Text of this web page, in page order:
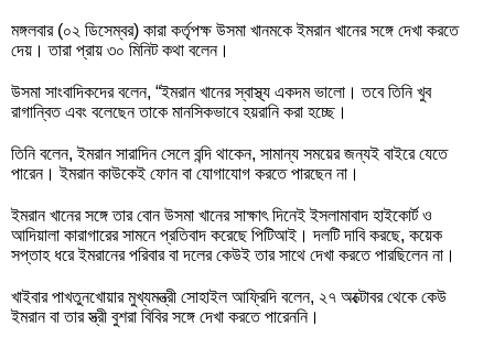
মঙ্গলবার (০২ ডিসেম্বর) কারা কর্তৃপক্ষ উসমা খানমকে ইমরান খানের সঙ্গে দেখা করতে
দেয়। তারা প্রায় ৩০ মিনিট কথা বলেন।
উসমা সাংবাদিকদের বলেন, “ইমরান খানের স্বাস্থ্য একদম ভালো। তবে তিনি খুব
রাগান্বিত এবং বলেছেন তাকে মানসিকভাবে হয়রানি করা হচ্ছে।
তিনি বলেন, ইমরান সারাদিন সেলে বন্দি থাকেন, সামান্য সময়ের জন্যই বাইরে যেতে
পারেন। ইমরান কাউকেই ফোন বা যোগাযোগ করতে পারছেন না।
ইমরান খানের সঙ্গে তার বোন উসমা খানের সাক্ষাৎ দিনেই ইসলামাবাদ হাইকোর্ট ও
আদিয়ালা কারাগারের সামনে প্রতিবাদ করেছে পিটিআই। দলটি দাবি করছে, কয়েক
সপ্তাহ ধরে ইমরানের পরিবার বা দলের কেউই তার সাথে দেখা করতে পারছিলেন না।
খাইবার পাখতুনখোয়ার মুখ্যমন্ত্রী সোহাইল আফ্রিদি বলেন, ২৭ অক্টোবর থেকে কেউ
ইমরান বা তার স্ত্রী বুশরা বিবির সঙ্গে দেখা করতে পারেননি।